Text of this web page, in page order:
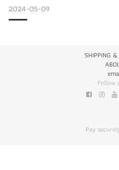
2024-05-09
SHIPPING
Follow
Pay